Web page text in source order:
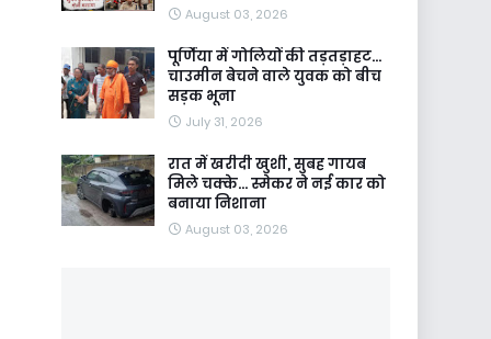
August 03, 2026
पूर्णिया में गोलियों की तड़तड़ाहट...
चाउमीन बेचने वाले युवक को बीच
सड़क भूना
July 31, 2026
रात में खरीदी खुशी, सुबह गायब
मिले चक्के... स्मेकर ने नई कार को
बनाया निशाना
August 03, 2026